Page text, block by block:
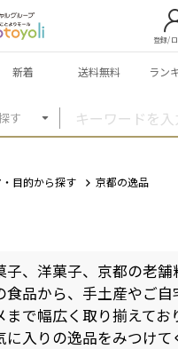
す
登録/ロ
新着 送料無料 ラン
目的から探す 京都の逸品
子、洋菓子、京都の老舗
食品から、手土産やご自
で幅広く取り揃えてお
入りの逸品をみつけて